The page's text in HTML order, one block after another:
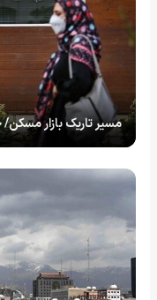
مسیر تاریک بازار